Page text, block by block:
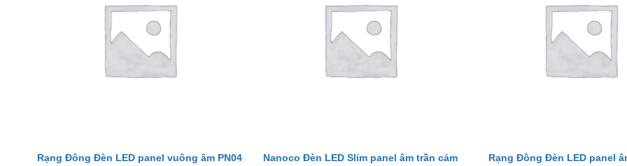
Rạng Đông Đèn LED panel vuông âm PN04
Nanoco Đèn LED Slim panel âm trần cảm
Rạng Đông Đèn LED panel